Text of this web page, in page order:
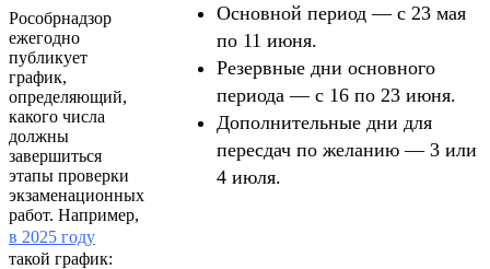
Рособрнадзор
ежегодно
публикует
график,
определяющий,
какого числа
должны
завершиться
этапы проверки
экзаменационных
работ. Например,
в 2025 году
такой график:
Основной период — с 23 мая
по 11 июня.
Резервные дни основного
периода — с 16 по 23 июня.
Дополнительные дни для
пересдач по желанию — 3 или
4 июля.